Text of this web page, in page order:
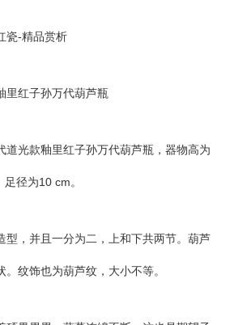
瓷-精品赏析
里红子孙万代葫芦瓶
道光款釉里红子孙万代葫芦瓶，器物高为
径为10 cm。
型，并且一分为二，上和下共两节。葫芦
纹饰也为葫芦纹，大小不等。